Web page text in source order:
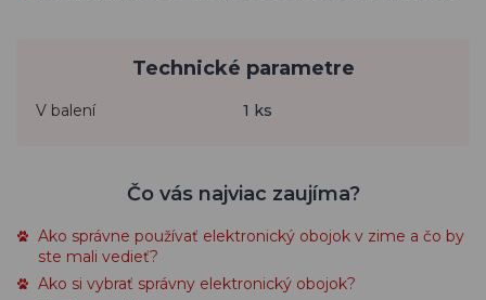
Technické parametre
V balení 1 ks
Čo vás najviac zaujíma?
Ako správne používať elektronický obojok v zime a čo by
ste mali vedieť?
Ako si vybrať správny elektronický obojok?